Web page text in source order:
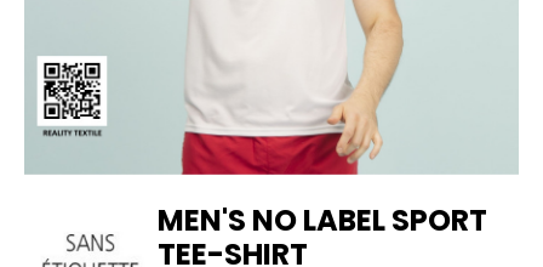
MEN'S NO LABEL SPORT
TEE-SHIRT